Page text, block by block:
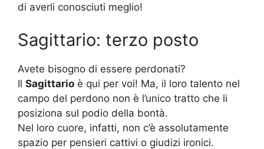
di averli conosciuti meglio!
Sagittario: terzo posto
Avete bisogno di essere perdonati?
Il Sagittario è qui per voi! Ma, il loro talento nel
campo del perdono non è l’unico tratto che li
posiziona sul podio della bontà.
Nel loro cuore, infatti, non c’è assolutamente
spazio per pensieri cattivi o giudizi ironici.